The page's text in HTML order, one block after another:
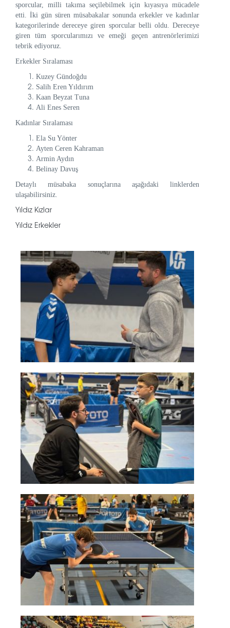
sporcular, milli takıma seçilebilmek için kıyasıya mücadele
etti. İki gün süren müsabakalar sonunda erkekler ve kadınlar
kategorilerinde dereceye giren sporcular belli oldu. Dereceye
giren tüm sporcularımızı ve emeği geçen antrenörlerimizi
tebrik ediyoruz.
Erkekler Sıralaması
Kuzey Gündoğdu
Salih Eren Yıldırım
Kaan Beyzat Tuna
Ali Enes Seren
Kadınlar Sıralaması
Ela Su Yönter
Ayten Ceren Kahraman
Armin Aydın
Belinay Davuş
Detaylı müsabaka sonuçlarına aşağıdaki linklerden
ulaşabilirsiniz.
Yıldız Kızlar
Yıldız Erkekler